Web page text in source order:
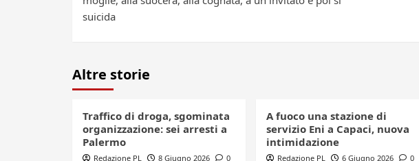
suicida
Altre storie
Traffico di droga, sgominata
organizzazione: sei arresti a
Palermo
Redazione PL 8 Giugno 2026 0
A fuoco una stazione di
servizio Eni a Capaci, nuova
intimidazione
Redazione PL 6 Giugno 2026 0